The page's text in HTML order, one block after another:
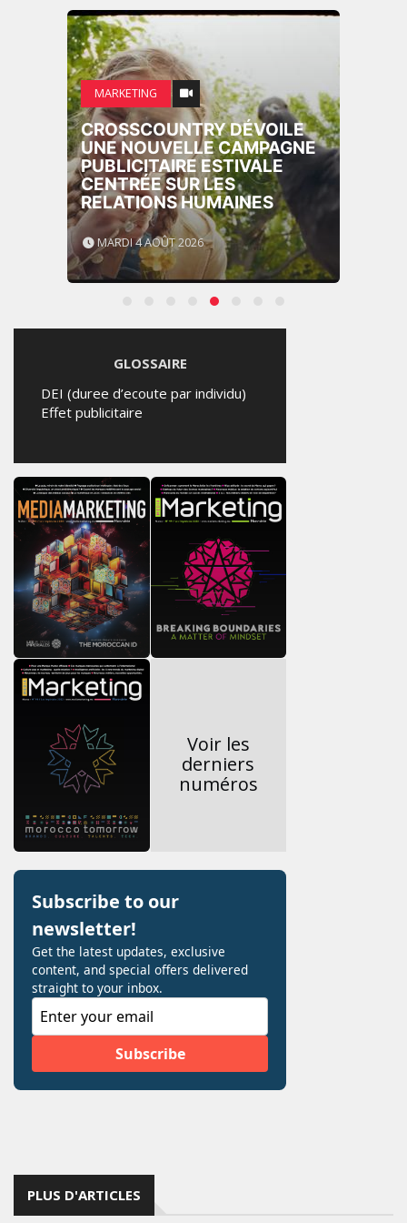
MARKETING
CROSSCOUNTRY DÉVOILE
UNE NOUVELLE CAMPAGNE
PUBLICITAIRE ESTIVALE
CENTRÉE SUR LES
RELATIONS HUMAINES
MARDI 4 AOÛT 2026
GLOSSAIRE
DEI (duree d’ecoute par individu)
Effet publicitaire
Voir les
derniers
numéros
PLUS D'ARTICLES